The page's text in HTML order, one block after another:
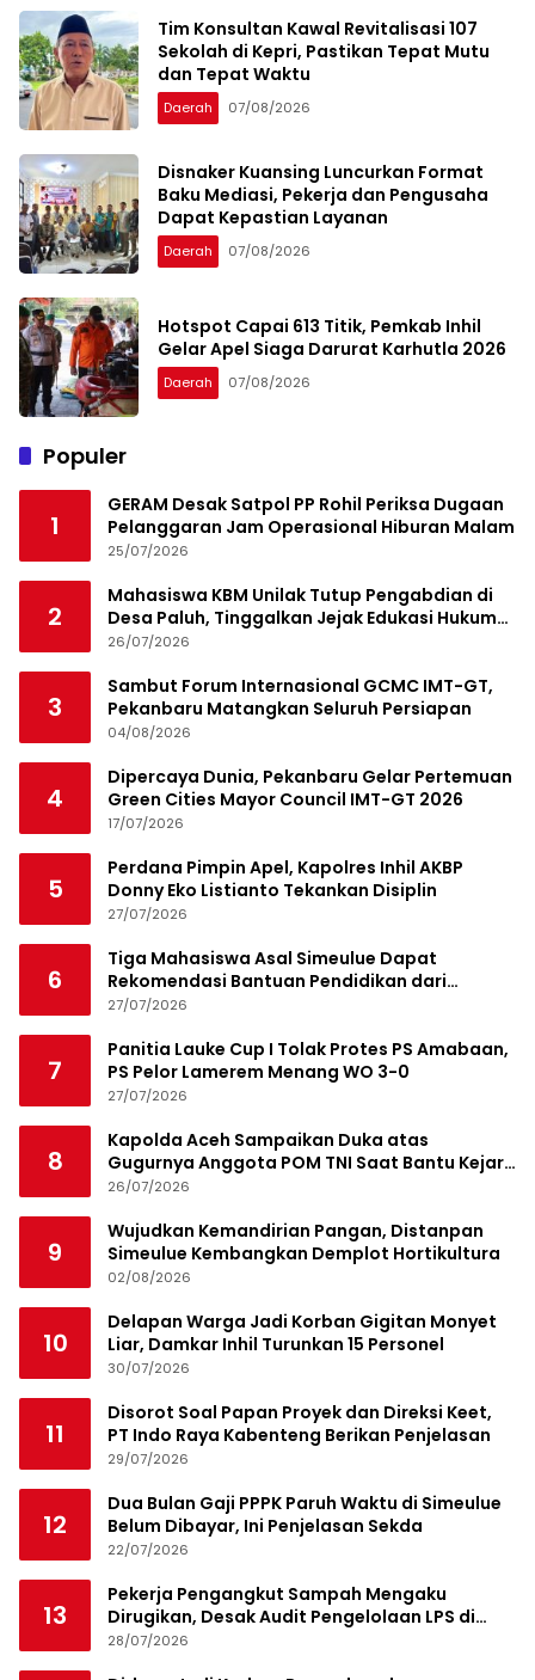
Tim Konsultan Kawal Revitalisasi 107
Sekolah di Kepri, Pastikan Tepat Mutu
dan Tepat Waktu
Daerah 07/08/2026
Disnaker Kuansing Luncurkan Format
Baku Mediasi, Pekerja dan Pengusaha
Dapat Kepastian Layanan
Daerah 07/08/2026
Hotspot Capai 613 Titik, Pemkab Inhil
Gelar Apel Siaga Darurat Karhutla 2026
Daerah 07/08/2026
Populer
1
GERAM Desak Satpol PP Rohil Periksa Dugaan
Pelanggaran Jam Operasional Hiburan Malam
25/07/2026
2
Mahasiswa KBM Unilak Tutup Pengabdian di
Desa Paluh, Tinggalkan Jejak Edukasi Hukum
dan Aksi Sosial
26/07/2026
3
Sambut Forum Internasional GCMC IMT-GT,
Pekanbaru Matangkan Seluruh Persiapan
04/08/2026
4
Dipercaya Dunia, Pekanbaru Gelar Pertemuan
Green Cities Mayor Council IMT-GT 2026
17/07/2026
5
Perdana Pimpin Apel, Kapolres Inhil AKBP
Donny Eko Listianto Tekankan Disiplin
27/07/2026
6
Tiga Mahasiswa Asal Simeulue Dapat
Rekomendasi Bantuan Pendidikan dari
Jamaluddin Idham
27/07/2026
7
Panitia Lauke Cup I Tolak Protes PS Amabaan,
PS Pelor Lamerem Menang WO 3-0
27/07/2026
8
Kapolda Aceh Sampaikan Duka atas
Gugurnya Anggota POM TNI Saat Bantu Kejar
Bandar Narkoba
26/07/2026
9
Wujudkan Kemandirian Pangan, Distanpan
Simeulue Kembangkan Demplot Hortikultura
02/08/2026
10
Delapan Warga Jadi Korban Gigitan Monyet
Liar, Damkar Inhil Turunkan 15 Personel
30/07/2026
11
Disorot Soal Papan Proyek dan Direksi Keet,
PT Indo Raya Kabenteng Berikan Penjelasan
29/07/2026
12
Dua Bulan Gaji PPPK Paruh Waktu di Simeulue
Belum Dibayar, Ini Penjelasan Sekda
22/07/2026
13
Pekerja Pengangkut Sampah Mengaku
Dirugikan, Desak Audit Pengelolaan LPS di
Pekanbaru
28/07/2026